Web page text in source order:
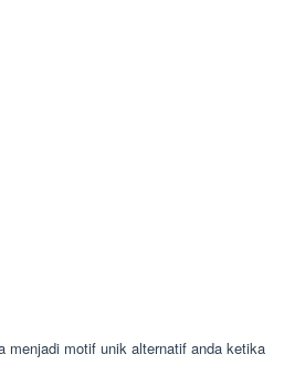
menjadi motif unik alternatif anda ketika